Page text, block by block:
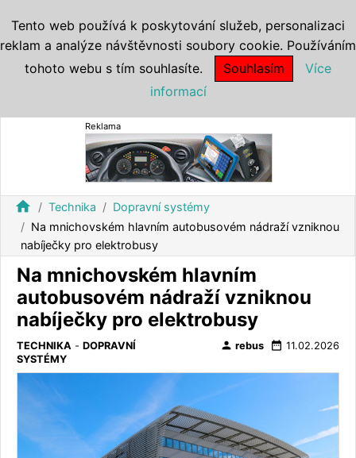
Reklama
home Technika
Dopravní systémy
Na mnichovském hlavním autobusovém nádraží vzniknou
nabíječky pro elektrobusy
Na mnichovském hlavním
autobusovém nádraží vzniknou
nabíječky pro elektrobusy
TECHNIKA - DOPRAVNÍ
SYSTÉMY
person rebus date_range 11.02.2026
Tento web používá k poskytování služeb, personalizaci
reklam a analýze návštěvnosti soubory cookie. Používáním
tohoto webu s tím souhlasíte.
Souhlasím
Více
informací